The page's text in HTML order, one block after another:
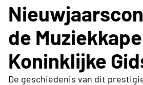
de
Koninklijke
De geschiedenis van dit